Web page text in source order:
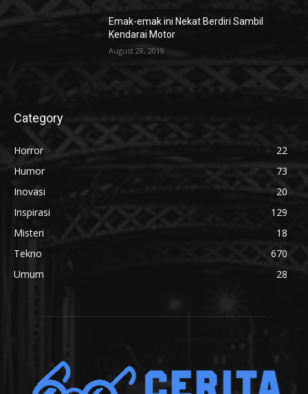
Emak-emak ini Nekat Berdiri Sambil
Kendarai Motor
August 28, 2019
Category
Horror
22
Humor
73
Inovasi
20
Inspirasi
129
Misteri
18
Tekno
670
Umum
28